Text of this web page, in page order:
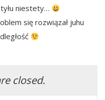
niestety…
się rozwiązał juhu
closed.